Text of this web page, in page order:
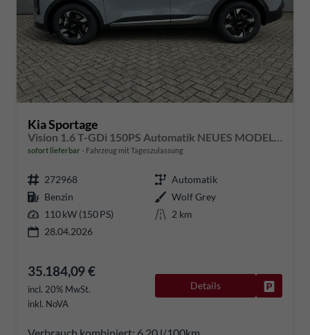
Kia Sportage
Vision 1.6 T-GDi 150PS Automatik NEUES MODELL MY26 FACELIFT Sitzheizung Lenkradheizung Klimaautomatik Navi Bluetooth Touchscreen Apple CarPlay Android Auto PDC v+h 17"LM Rückf.Kamera ACC 2x Keyless
sofort lieferbar Fahrzeug mit Tageszulassung
272968
Automatik
Benzin
Wolf Grey
110 kW (150 PS)
2 km
28.04.2026
35.184,09 €
incl. 20% MwSt.
inkl. NoVA
Details